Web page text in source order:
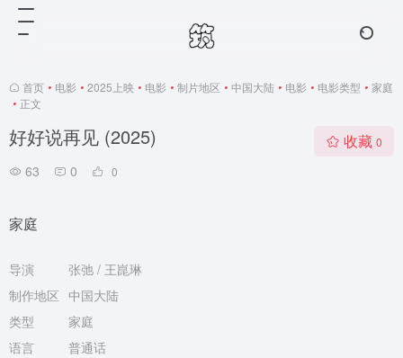
首页 • 电影 • 2025上映 • 电影 • 制片地区 • 中国大陆 • 电影 • 电影类型 • 家庭
• 正文
好好说再见 (2025)
63 0 0
收藏 0
家庭
导演
张弛 / 王崑琳
制作地区 中国大陆
类型
家庭
语言
普通话